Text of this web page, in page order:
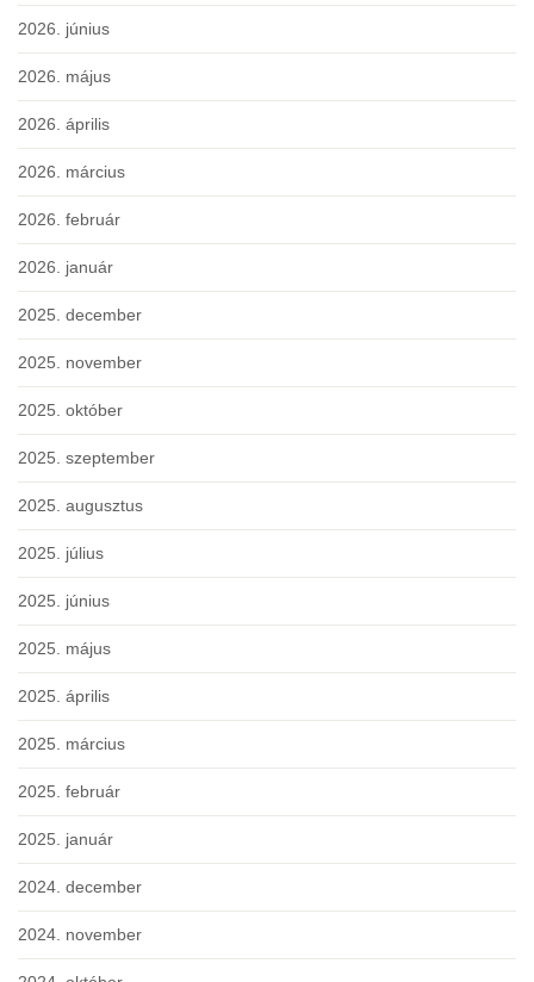
2026. június
2026. május
2026. április
2026. március
2026. február
2026. január
2025. december
2025. november
2025. október
2025. szeptember
2025. augusztus
2025. július
2025. június
2025. május
2025. április
2025. március
2025. február
2025. január
2024. december
2024. november